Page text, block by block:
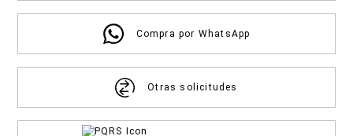
Compra por WhatsApp
Otras solicitudes